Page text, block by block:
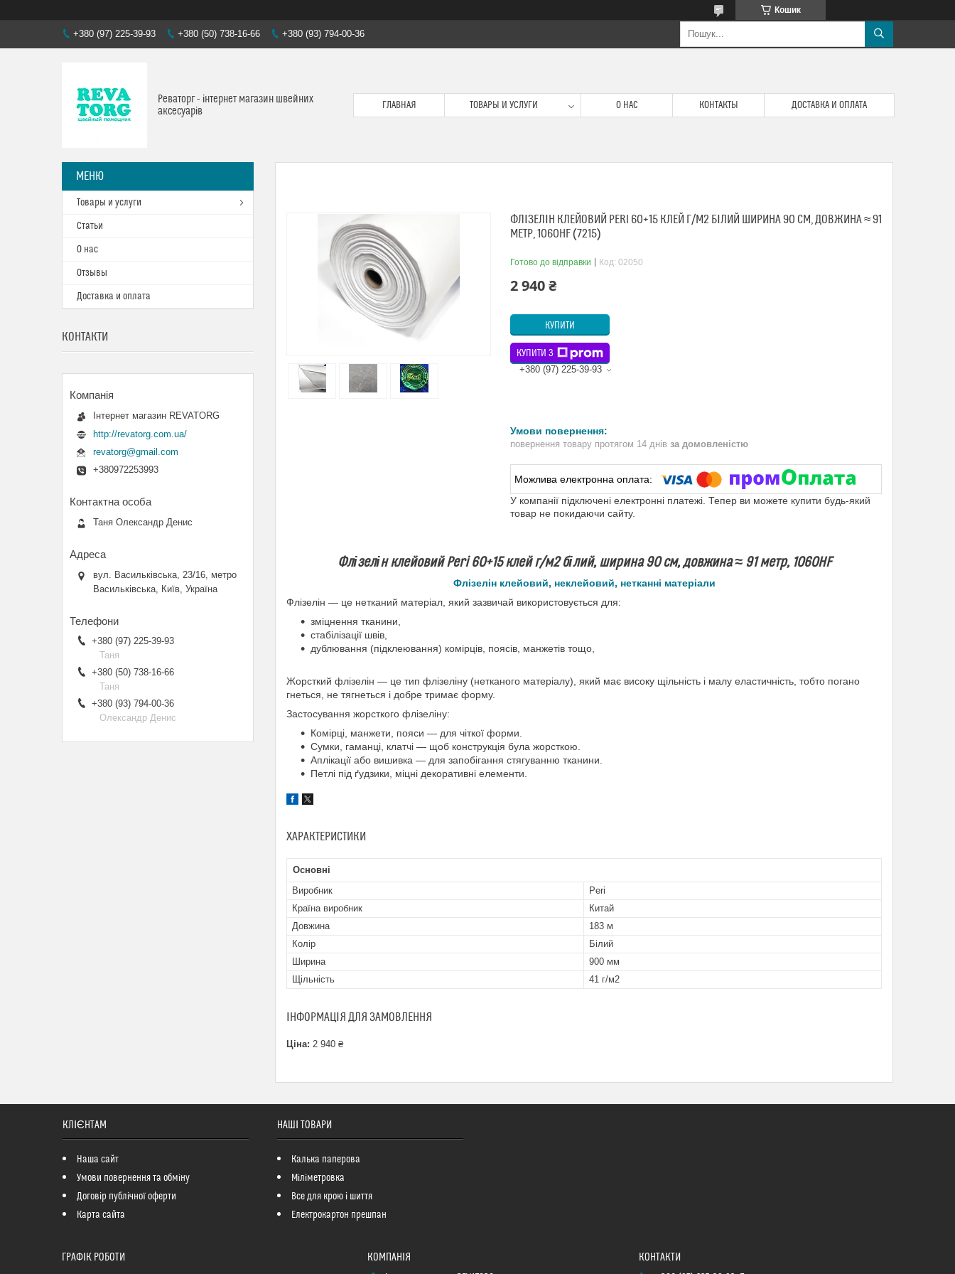
Кошик
+380 (97) 225-39-93 +380 (50) 738-16-66 +380 (93) 794-00-36
Реваторг - інтернет магазин швейних
аксесуарів
ГЛАВНАЯ ТОВАРЫ И УСЛУГИ О НАС КОНТАКТЫ ДОСТАВКА И ОПЛАТА
ФЛІЗЕЛІН КЛЕЙОВИЙ PERI 60+15 КЛЕЙ Г/М2 БІЛИЙ ШИРИНА 90 СМ, ДОВЖИНА ≈ 91
МЕТР, 1060HF (7215)
Готово до відправки Код: 02050
2 940 ₴
КУПИТИ
КУПИТИ З
+380 (97) 225-39-93
повернення товару протягом 14 днів за домовленістю
У компанії підключені електронні платежі. Тепер ви можете купити будь-який
товар не покидаючи сайту.
Флізелін клейовий Peri 60+15 клей г/м2 білий, ширина 90 см, довжина ≈ 91 метр, 1060HF
Флізелін клейовий, неклейовий, нетканні матеріали
Флізелін — це нетканий матеріал, який зазвичай використовується для:
зміцнення тканини,
стабілізації швів,
дублювання (підклеювання) комірців, поясів, манжетів тощо,
Жорсткий флізелін — це тип флізеліну (нетканого матеріалу), який має високу щільність і малу еластичність, тобто погано
гнеться, не тягнеться і добре тримає форму.
Застосування жорсткого флізеліну:
Комірці, манжети, пояси — для чіткої форми.
Сумки, гаманці, клатчі — щоб конструкція була жорсткою.
Аплікації або вишивка — для запобігання стягуванню тканини.
Петлі під ґудзики, міцні декоративні елементи.
ХАРАКТЕРИСТИКИ
Основні
Виробник
Peri
Країна виробник
Китай
Довжина
183 м
Колір
Білий
Ширина
900 мм
Щільність
41 г/м2
ІНФОРМАЦІЯ ДЛЯ ЗАМОВЛЕННЯ
Ціна: 2 940 ₴
Товары и услуги
Статьи
О нас
Отзывы
Доставка и оплата
КОНТАКТИ
Інтернет магазин REVATORG
http://revatorg.com.ua/
revatorg@gmail.com
+380972253993
Таня Олександр Денис
вул. Васильківська, 23/16, метро
Васильківська, Київ, Україна
+380 (97) 225-39-93
Таня
+380 (50) 738-16-66
Таня
+380 (93) 794-00-36
Олександр Денис
КЛІЄНТАМ
Наша сайт
Умови повернення та обміну
Договір публічної оферти
Карта сайта
НАШІ ТОВАРИ
Калька паперова
Міліметровка
Все для крою і шиття
Електрокартон прешпан
ГРАФІК РОБОТИ